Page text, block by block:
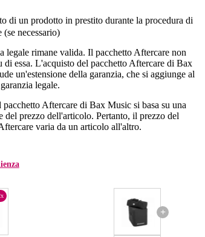
di un prodotto in prestito durante la procedura di
(se necessario)
legale rimane valida. Il pacchetto Aftercare non
di essa. L'acquisto del pacchetto Aftercare di Bax
un'estensione della garanzia, che si aggiunge al
legale.
pacchetto Aftercare di Bax Music si basa su una
del prezzo dell'articolo. Pertanto, il prezzo del
varia da un articolo all'altro.
+